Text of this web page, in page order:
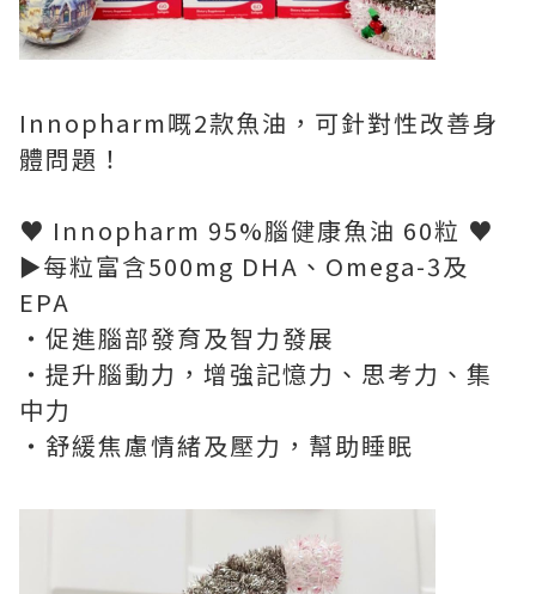
Innopharm嘅2款魚油，可針對性改善身
體問題！
♥ Innopharm 95%腦健康魚油 60粒 ♥
►每粒富含500mg DHA、Omega-3及
EPA
・促進腦部發育及智力發展
・提升腦動力，增強記憶力、思考力、集
中力
・舒緩焦慮情緒及壓力，幫助睡眠